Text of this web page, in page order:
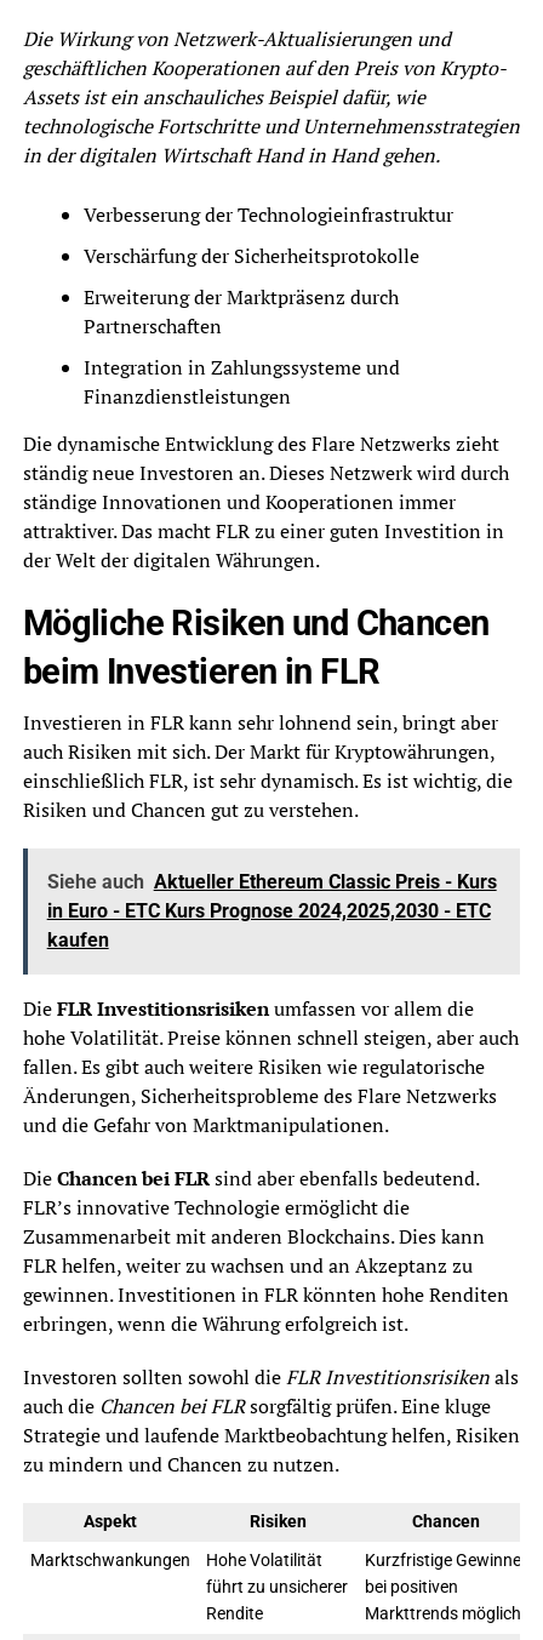
Die Wirkung von Netzwerk-Aktualisierungen und
geschäftlichen Kooperationen auf den Preis von Krypto-
Assets ist ein anschauliches Beispiel dafür, wie
technologische Fortschritte und Unternehmensstrategien
in der digitalen Wirtschaft Hand in Hand gehen.
Verbesserung der Technologieinfrastruktur
Verschärfung der Sicherheitsprotokolle
Erweiterung der Marktpräsenz durch
Partnerschaften
Integration in Zahlungssysteme und
Finanzdienstleistungen
Die dynamische Entwicklung des Flare Netzwerks zieht
ständig neue Investoren an. Dieses Netzwerk wird durch
ständige Innovationen und Kooperationen immer
attraktiver. Das macht FLR zu einer guten Investition in
der Welt der digitalen Währungen.
Mögliche Risiken und Chancen
beim Investieren in FLR
Investieren in FLR kann sehr lohnend sein, bringt aber
auch Risiken mit sich. Der Markt für Kryptowährungen,
einschließlich FLR, ist sehr dynamisch. Es ist wichtig, die
Risiken und Chancen gut zu verstehen.
Siehe auch Aktueller Ethereum Classic Preis - Kurs
in Euro - ETC Kurs Prognose 2024,2025,2030 - ETC
kaufen
DieFLR Investitionsrisikenumfassen vor allem die
hohe Volatilität. Preise können schnell steigen, aber auch
fallen. Es gibt auch weitere Risiken wie regulatorische
Änderungen, Sicherheitsprobleme des Flare Netzwerks
und die Gefahr von Marktmanipulationen.
DieChancen bei FLRsind aber ebenfalls bedeutend.
FLR’s innovative Technologie ermöglicht die
Zusammenarbeit mit anderen Blockchains. Dies kann
FLR helfen, weiter zu wachsen und an Akzeptanz zu
gewinnen. Investitionen in FLR könnten hohe Renditen
erbringen, wenn die Währung erfolgreich ist.
Investoren sollten sowohl dieFLR Investitionsrisikenals
auch die Chancen bei FLRsorgfältig prüfen. Eine kluge
Strategie und laufende Marktbeobachtung helfen, Risiken
zu mindern und Chancen zu nutzen.
Aspekt Risiken
Chancen
Marktschwankungen
Hohe Volatilität
führt zu unsicherer
Rendite
Kurzfristige Gewinne
bei positiven
Markttrends möglich